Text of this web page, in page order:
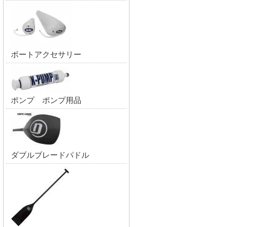
ボートアクセサリー
ポンプ ポンプ用品
ダブルブレードパドル